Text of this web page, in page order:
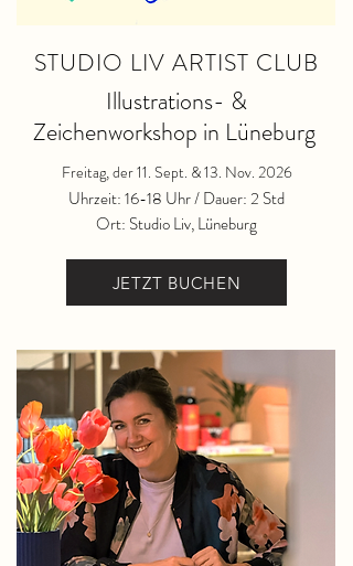
STUDIO LIV ARTIST CLUB
Illustrations- &
Zeichenworkshop in Lüneburg
Freitag, der 11. Sept. & 13. Nov. 2026
Uhrzeit: 16-18 Uhr / Dauer: 2 Std
Ort: Studio Liv, Lüneburg
JETZT BUCHEN